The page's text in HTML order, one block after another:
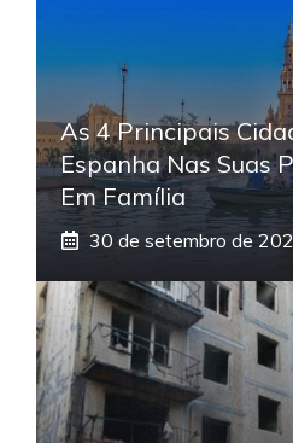
As 4 Principais
Espanha Nas Suas
Em Família
30 de setembro de